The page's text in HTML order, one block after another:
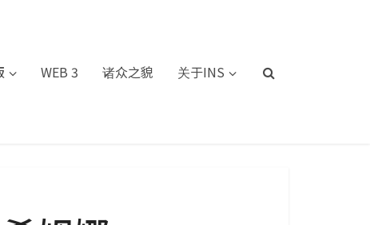
WEB 3 诸众之貌 关于INS